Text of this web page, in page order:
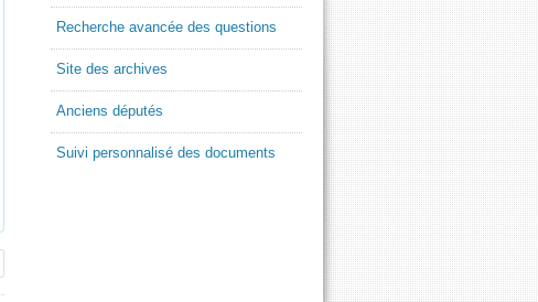
Recherche avancée des questions
Site des archives
Anciens députés
Suivi personnalisé des documents